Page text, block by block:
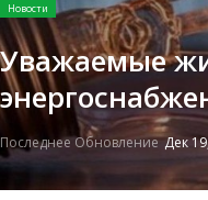
Новости
Уважаемые
Последнее ОбновлениеДек